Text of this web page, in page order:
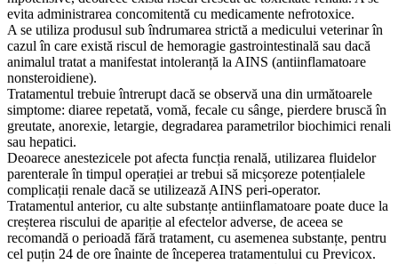
evita administrarea concomitentă cu medicamente nefrotoxice.
A se utiliza produsul sub îndrumarea strictă a medicului veterinar în
cazul în care există riscul de hemoragie gastrointestinală sau dacă
animalul tratat a manifestat intoleranță la AINS (antiinflamatoare
nonsteroidiene).
Tratamentul trebuie întrerupt dacă se observă una din următoarele
simptome: diaree repetată, vomă, fecale cu sânge, pierdere bruscă în
greutate, anorexie, letargie, degradarea parametrilor biochimici renali
sau hepatici.
Deoarece anestezicele pot afecta funcția renală, utilizarea fluidelor
parenterale în timpul operației ar trebui să micșoreze potențialele
complicații renale dacă se utilizează AINS peri-operator.
Tratamentul anterior, cu alte substanțe antiinflamatoare poate duce la
creșterea riscului de apariție al efectelor adverse, de aceea se
recomandă o perioadă fără tratament, cu asemenea substanțe, pentru
cel puțin 24 de ore înainte de începerea tratamentului cu Previcox.